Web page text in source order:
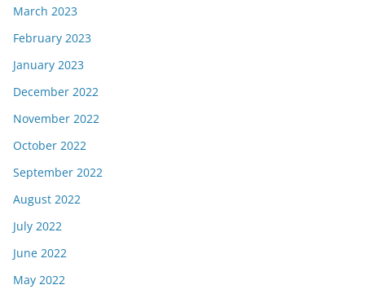
March 2023
February 2023
January 2023
December 2022
November 2022
October 2022
September 2022
August 2022
July 2022
June 2022
May 2022